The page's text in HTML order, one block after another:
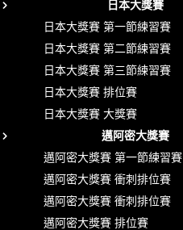
日本大獎賽
日本大獎賽 第一節練習賽
日本大獎賽 第二節練習賽
日本大獎賽 第三節練習賽
日本大獎賽 排位賽
日本大獎賽 大獎賽
邁阿密大獎賽
邁阿密大獎賽 第一節練習賽
邁阿密大獎賽 衝刺排位賽
邁阿密大獎賽 衝刺排位賽
邁阿密大獎賽 排位賽